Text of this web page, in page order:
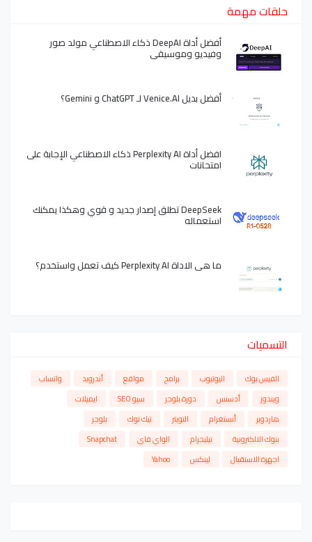
حلقات مهمة
أفضل أداة DeepAI ذكاء الاصطناعي مولد صور
وفيديو وموسيقى
أفضل بديل Venice.AI لـ ChatGPT و Gemini؟
افضل أداة Perplexity AI ذكاء الاصطناعي الإجابة على
امتحانات
DeepSeek تطلق إصدار جديد و قوي وهكذا يمكنك
استعماله
ما هي الاداة Perplexity AI كيف تعمل واستخدم؟
التسميات
الفيس بوك اليوتيوب برامج مواقع أندرويد
واتساب
ويندوز
أدسنس دورة بلوجر سيو SEO
ايميلات
هاردوير
أنستغرام التويتر تيك توك
بلوجر
بنوك الالكترونية
تيليجرام الواي فاي
Snapchat
اجهزة الاستقبال
لينكس Yahoo